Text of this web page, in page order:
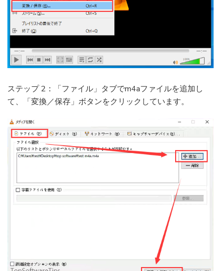
ステップ 2：「ファイル」タブでm4aファイルを追加し
て、「変換／保存」ボタンをクリックしています。